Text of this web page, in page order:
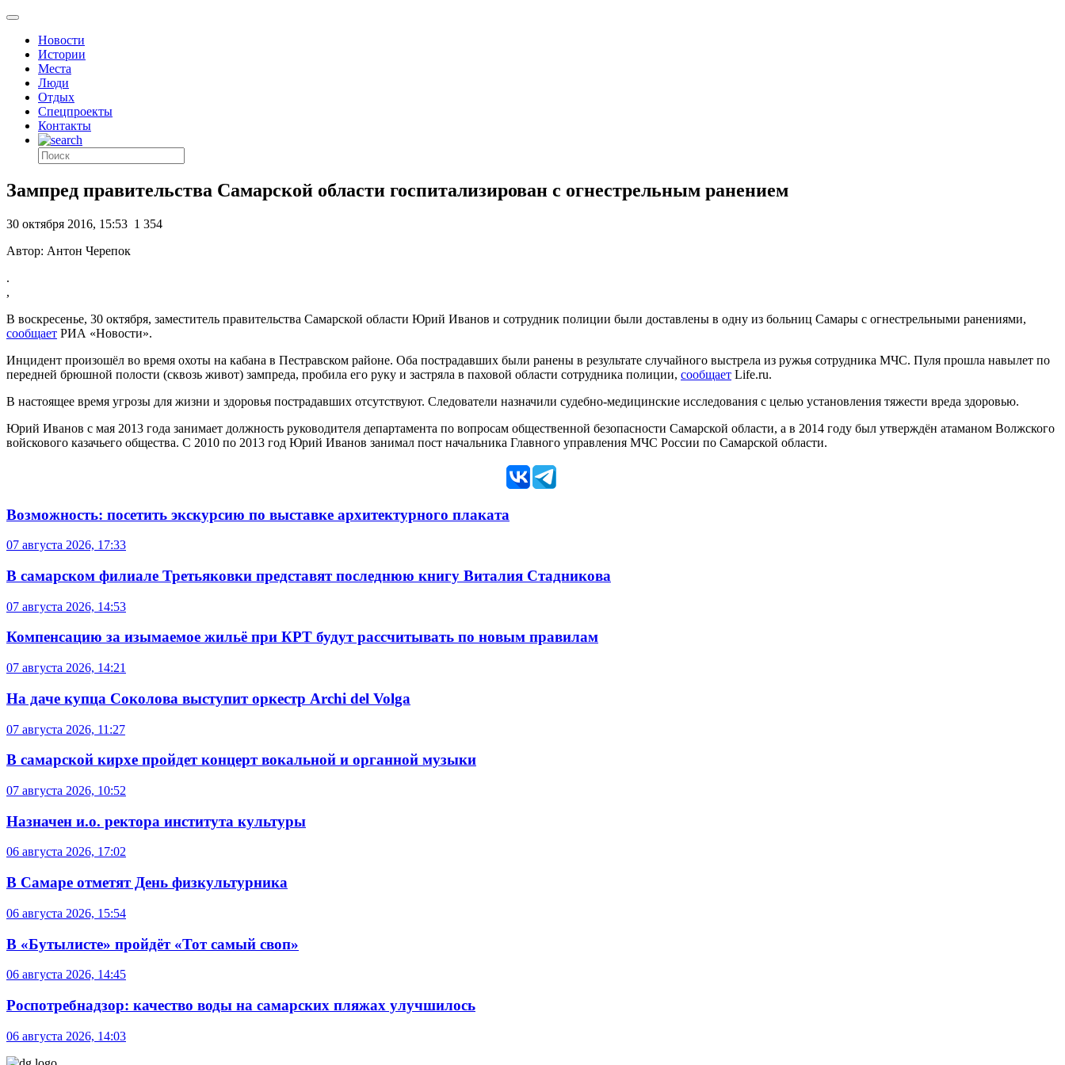
Новости
Истории
Места
Люди
Отдых
Спецпроекты
Контакты
Зампред правительства Самарской области госпитализирован с огнестрельным ранением
30 октября 2016, 15:53 1 354
Автор: Антон Черепок
.
,
В воскресенье, 30 октября, заместитель правительства Самарской области Юрий Иванов и сотрудник полиции были доставлены в одну из больниц Самары с огнестрельными ранениями,
сообщает РИА «Новости».
Инцидент произошёл во время охоты на кабана в Пестравском районе. Оба пострадавших были ранены в результате случайного выстрела из ружья сотрудника МЧС. Пуля прошла навылет по
передней брюшной полости (сквозь живот) зампреда, пробила его руку и застряла в паховой области сотрудника полиции, сообщает Life.ru.
В настоящее время угрозы для жизни и здоровья пострадавших отсутствуют. Следователи назначили судебно-медицинские исследования с целью установления тяжести вреда здоровью.
Юрий Иванов с мая 2013 года занимает должность руководителя департамента по вопросам общественной безопасности Самарской области, а в 2014 году был утверждён атаманом Волжского
войскового казачьего общества. С 2010 по 2013 год Юрий Иванов занимал пост начальника Главного управления МЧС России по Самарской области.
Возможность: посетить экскурсию по выставке архитектурного плаката
07 августа 2026, 17:33
В самарском филиале Третьяковки представят последнюю книгу Виталия Стадникова
07 августа 2026, 14:53
Компенсацию за изымаемое жильё при КРТ будут рассчитывать по новым правилам
07 августа 2026, 14:21
На даче купца Соколова выступит оркестр Archi del Volga
07 августа 2026, 11:27
В самарской кирхе пройдет концерт вокальной и органной музыки
07 августа 2026, 10:52
Назначен и.о. ректора института культуры
06 августа 2026, 17:02
В Самаре отметят День физкультурника
06 августа 2026, 15:54
В «Бутылисте» пройдёт «Тот самый своп»
06 августа 2026, 14:45
Роспотребнадзор: качество воды на самарских пляжах улучшилось
06 августа 2026, 14:03